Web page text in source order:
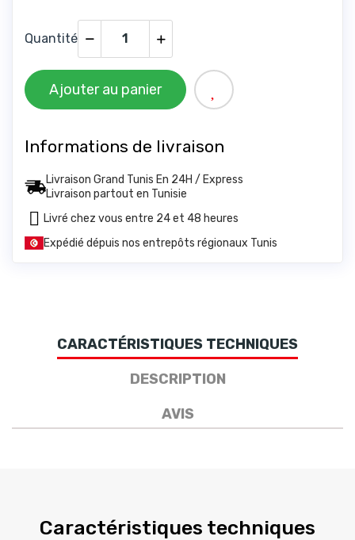
Quantité
Ajouter au panier
Informations de livraison
Livraison Grand Tunis En 24H / Express
Livraison partout en Tunisie
Expédié dépuis nos entrepôts régionaux Tunis
Livré chez vous entre 24 et 48 heures
CARACTÉRISTIQUES TECHNIQUES
DESCRIPTION
AVIS
Caractéristiques techniques